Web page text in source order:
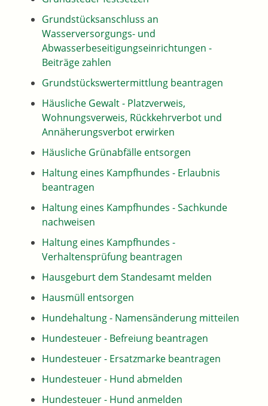
Grundstücksanschluss an
Wasserversorgungs- und
Abwasserbeseitigungseinrichtungen -
Beiträge zahlen
Grundstückswertermittlung beantragen
Häusliche Gewalt - Platzverweis,
Wohnungsverweis, Rückkehrverbot und
Annäherungsverbot erwirken
Häusliche Grünabfälle entsorgen
Haltung eines Kampfhundes - Erlaubnis
beantragen
Haltung eines Kampfhundes - Sachkunde
nachweisen
Haltung eines Kampfhundes -
Verhaltensprüfung beantragen
Hausgeburt dem Standesamt melden
Hausmüll entsorgen
Hundehaltung - Namensänderung mitteilen
Hundesteuer - Befreiung beantragen
Hundesteuer - Ersatzmarke beantragen
Hundesteuer - Hund abmelden
Hundesteuer - Hund anmelden